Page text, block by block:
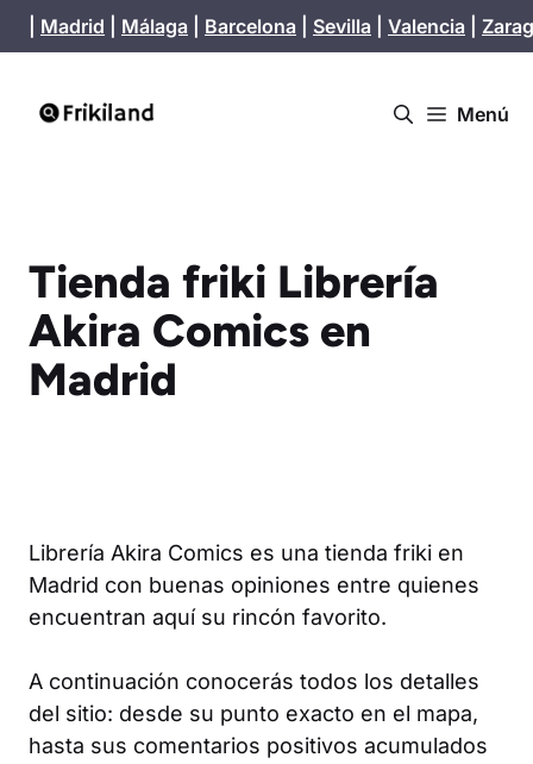
Saltar
al
Madrid Málaga Barcelona Sevilla Valencia
Menú
Tienda friki Librería
Akira Comics en
Madrid
Librería Akira Comics es una tienda friki en
Madrid con buenas opiniones entre quienes
encuentran aquí su rincón favorito.
A continuación conocerás todos los detalles
del sitio: desde su punto exacto en el mapa,
hasta sus comentarios positivos acumulados